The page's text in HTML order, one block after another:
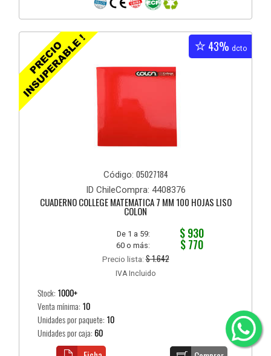
43% dcto
Código: 05027184
ID ChileCompra: 4408376
CUADERNO COLLEGE MATEMATICA 7 MM 100 HOJAS LISO
COLON
De 1 a 59: $ 930
60 o más: $ 770
Precio lista:$ 1.642
IVA Incluido
Stock: 1000+
Venta mínima: 10
Unidades por paquete: 10
Unidades por caja: 60